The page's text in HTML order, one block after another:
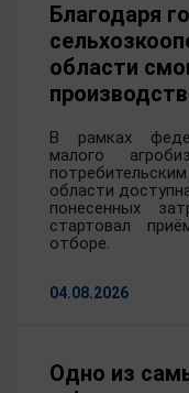
Благодаря
области
В рамках
малого
области
понесенных
стартовал
отборе.
04.08.2026
Одно из